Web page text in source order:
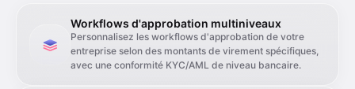
Workflows d'approbation multiniveaux
Personnalisez les workflows d'approbation de votre
entreprise selon des montants de virement spécifiques,
avec une conformité KYC/AML de niveau bancaire.